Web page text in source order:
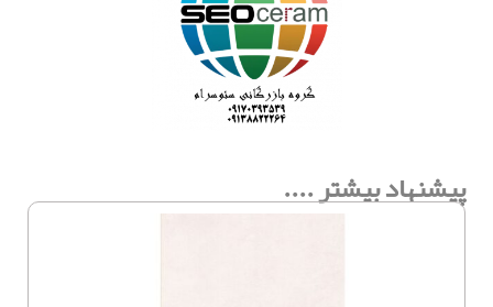
پیشنهاد بیشتر ....